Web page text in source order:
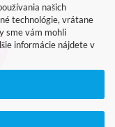
našich
technológie, vrátane
sme vám mohli
informácie nájdete v